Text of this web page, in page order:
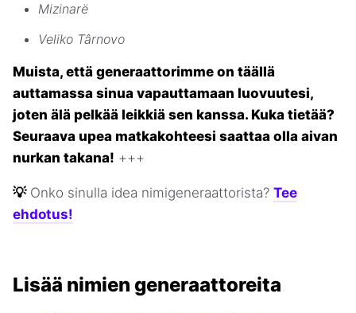
Mizinarë
Veliko Târnovo
Muista, että generaattorimme on täällä
auttamassa sinua vapauttamaan luovuutesi,
joten älä pelkää leikkiä sen kanssa. Kuka tietää?
Seuraava upea matkakohteesi saattaa olla aivan
nurkan takana! +++
💡 Onko sinulla idea nimigeneraattorista? Tee
ehdotus!
Lisää nimien generaattoreita